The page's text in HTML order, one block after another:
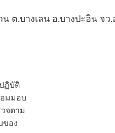
ต.บางเลน อ.บางปะอิน จว.
ฏิบัติ
มมอบ
จตาม
ของ